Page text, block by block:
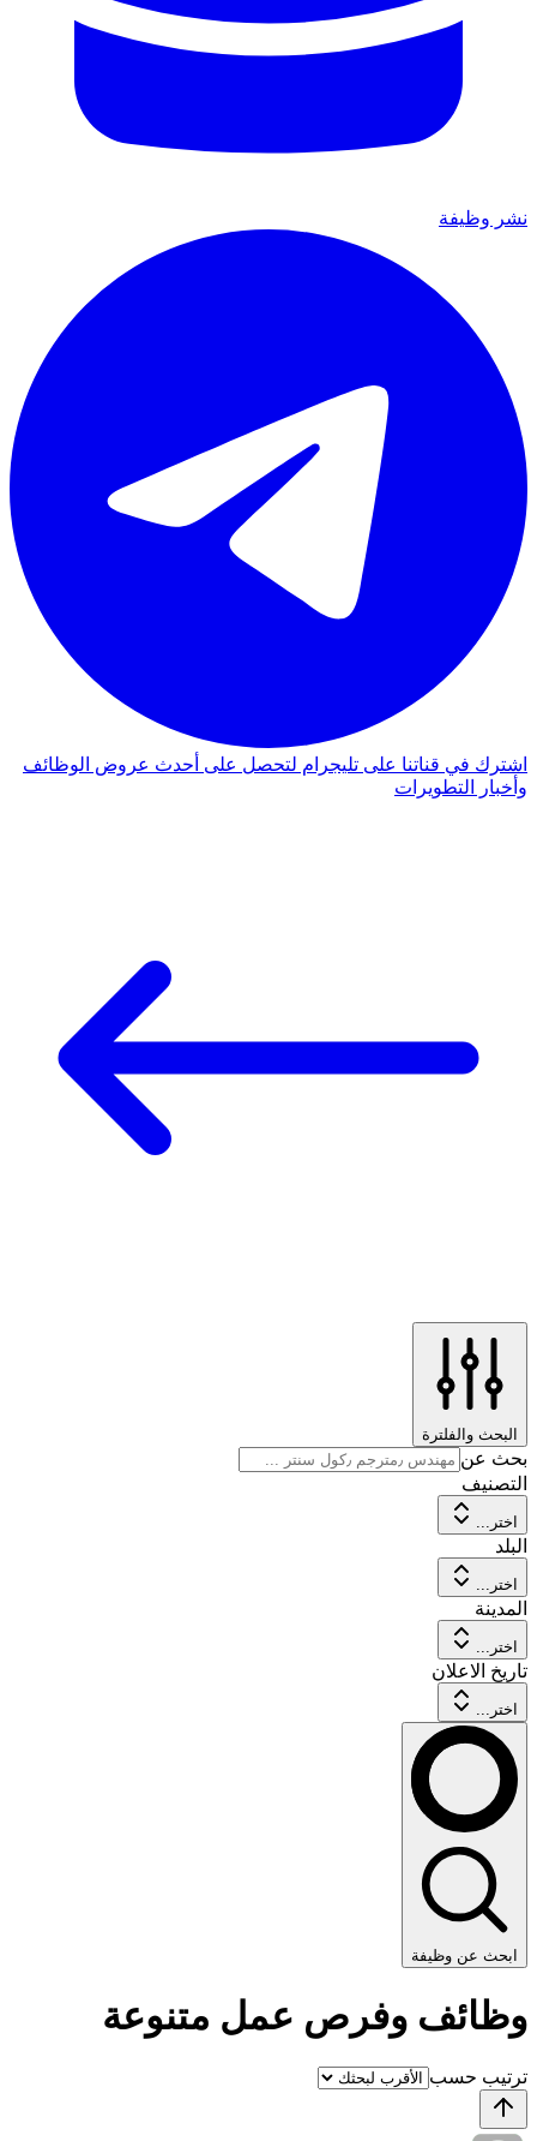
نشر وظيفة
اشترك في قناتنا على تليجرام لتحصل على أحدث عروض الوظائف
وأخبار التطويرات
البحث والفلترة
بحث عن
التصنيف
اختر...
البلد
اختر...
المدينة
اختر...
تاريخ الاعلان
اختر...
ابحث عن وظيفة
وظائف وفرص عمل متنوعة
ترتيب حسب